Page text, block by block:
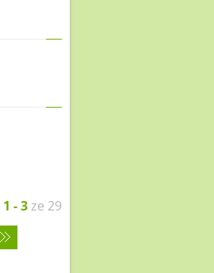
1 - 3ze 29